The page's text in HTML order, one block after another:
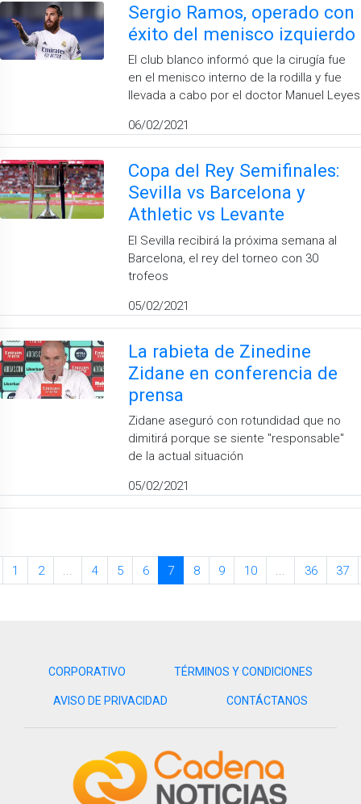
Sergio Ramos, operado con
éxito del menisco izquierdo
El club blanco informó que la cirugía fue
en el menisco interno de la rodilla y fue
llevada a cabo por el doctor Manuel Leyes
06/02/2021
Copa del Rey Semifinales:
Sevilla vs Barcelona y
Athletic vs Levante
El Sevilla recibirá la próxima semana al
Barcelona, el rey del torneo con 30
trofeos
05/02/2021
La rabieta de Zinedine
Zidane en conferencia de
prensa
Zidane aseguró con rotundidad que no
dimitirá porque se siente "responsable"
de la actual situación
05/02/2021
1 2 4 5 6 7 8 9 10 36 37
CORPORATIVO TÉRMINOS Y CONDICIONES
AVISO DE PRIVACIDAD CONTÁCTANOS